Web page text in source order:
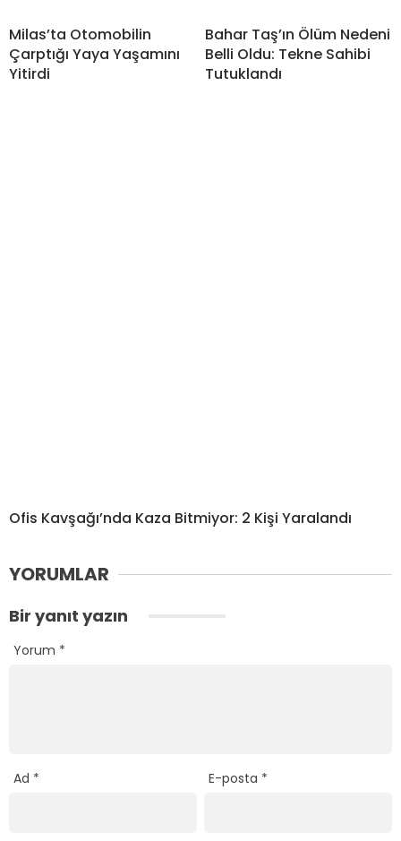
Milas’ta Otomobilin
Çarptığı Yaya Yaşamını
Yitirdi
Bahar Taş’ın Ölüm Nedeni
Belli Oldu: Tekne Sahibi
Tutuklandı
Ofis Kavşağı’nda Kaza Bitmiyor: 2 Kişi Yaralandı
YORUMLAR
Bir yanıt yazın
Yorum *
Ad * E-posta *